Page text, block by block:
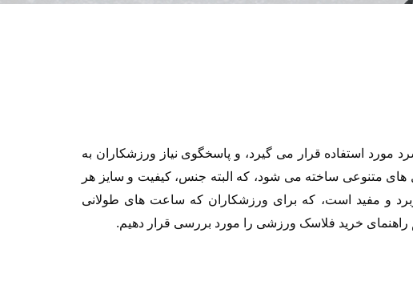
استفاده قرار می گیرد، و پاسخگوی نیاز ورزشکاران به
متنوعی ساخته می شود، که البته جنس، کیفیت و سایز هر
و مفید است، که برای ورزشکاران که ساعت های طولانی
خرید فلاسک ورزشی را مورد بررسی قرار دهیم.